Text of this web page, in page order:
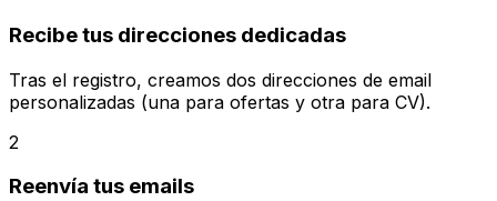
Recibe tus direcciones dedicadas
Tras el registro, creamos dos direcciones de email
personalizadas (una para ofertas y otra para CV).
2
Reenvía tus emails